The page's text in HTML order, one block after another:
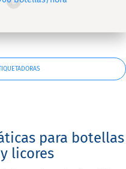
para botellas
licores